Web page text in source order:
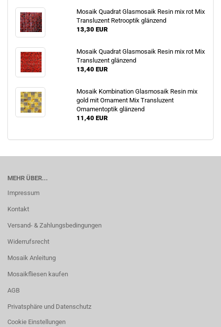
Mosaik Quadrat Glasmosaik Resin mix rot Mix
Transluzent Retrooptik glänzend
13,30 EUR
Mosaik Quadrat Glasmosaik Resin mix rot Mix
Transluzent glänzend
13,40 EUR
Mosaik Kombination Glasmosaik Resin mix
gold mit Ornament Mix Transluzent
Ornamentoptik glänzend
11,40 EUR
MEHR ÜBER...
Impressum
Kontakt
Versand- & Zahlungsbedingungen
Widerrufsrecht
Mosaik Anleitung
Mosaikfliesen kaufen
AGB
Privatsphäre und Datenschutz
Cookie Einstellungen